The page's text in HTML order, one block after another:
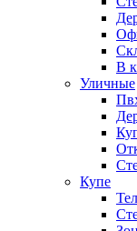
В
Уличные
Купе